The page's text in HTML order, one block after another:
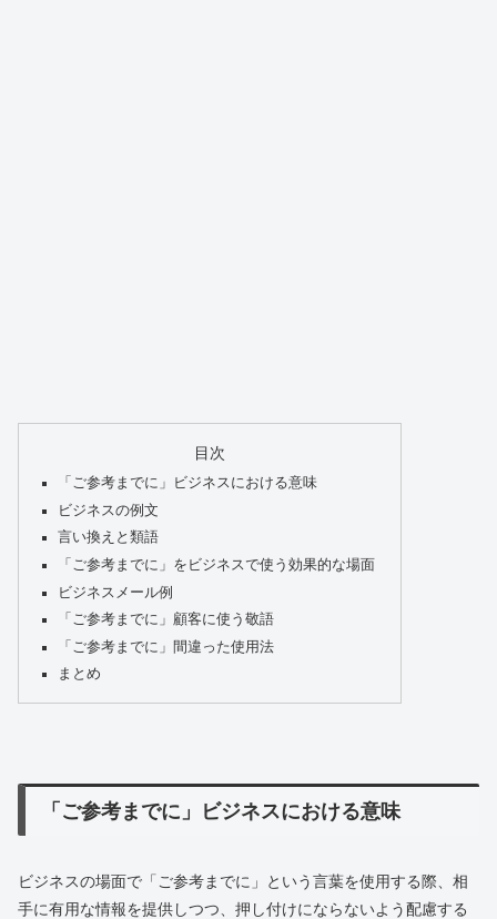
目次
「ご参考までに」ビジネスにおける意味
ビジネスの例文
言い換えと類語
「ご参考までに」をビジネスで使う効果的な場面
ビジネスメール例
「ご参考までに」顧客に使う敬語
「ご参考までに」間違った使用法
まとめ
「ご参考までに」ビジネスにおける意味
ビジネスの場面で「ご参考までに」という言葉を使用する際、相
手に有用な情報を提供しつつ、押し付けにならないよう配慮する